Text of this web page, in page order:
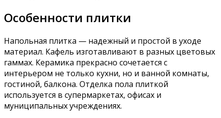
Особенности плитки
Напольная плитка — надежный и простой в уходе
материал. Кафель изготавливают в разных цветовых
гаммах. Керамика прекрасно сочетается с
интерьером не только кухни, но и ванной комнаты,
гостиной, балкона. Отделка пола плиткой
используется в супермаркетах, офисах и
муниципальных учреждениях.